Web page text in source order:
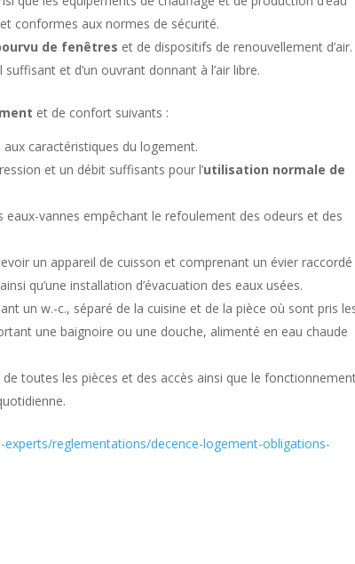
conformes aux normes de sécurité.
de fenêtres et de dispositifs de renouvellement d’air.
et d’un ouvrant donnant à l’air libre.
et de confort suivants :
caractéristiques du logement.
et un débit suffisants pour l’utilisation normale de
vannes empêchant le refoulement des odeurs et des
un appareil de cuisson et comprenant un évier raccordé
qu’une installation d’évacuation des eaux usées.
un w.-c., séparé de la cuisine et de la pièce où sont pris
une baignoire ou une douche, alimenté en eau chaude
de toutes les pièces et des accès ainsi que le
reglementations/decence-logement-obligations-